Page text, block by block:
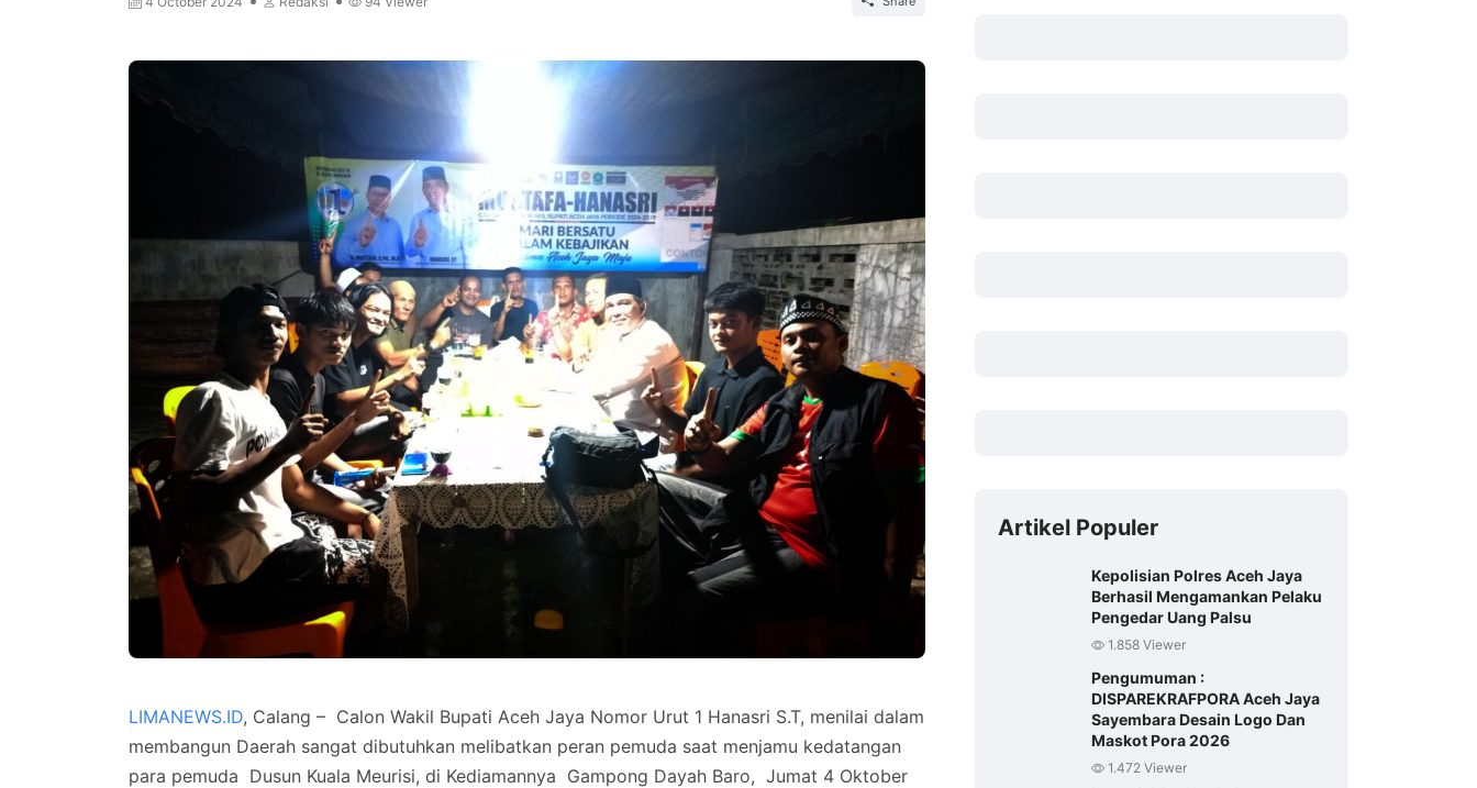
LIMANEWS.ID, Calang – Calon Wakil Bupati Aceh Jaya Nomor Urut 1 Hanasri S.T, menilai dalam
membangun Daerah sangat dibutuhkan melibatkan peran pemuda saat menjamu kedatangan
para pemuda Dusun Kuala Meurisi, di Kediamannya Gampong Dayah Baro, Jumat 4 Oktober
Artikel Populer
Kepolisian Polres Aceh Jaya
Berhasil Mengamankan Pelaku
Pengedar Uang Palsu
1.858 Viewer
Pengumuman :
DISPAREKRAFPORA Aceh Jaya
Sayembara Desain Logo Dan
Maskot Pora 2026
1.472 Viewer